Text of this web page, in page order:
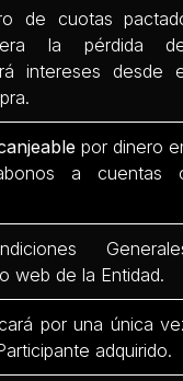
de cuotas
la pérdida
intereses desde
por dinero
a cuentas
web de la Entidad.
por una única
adquirido.